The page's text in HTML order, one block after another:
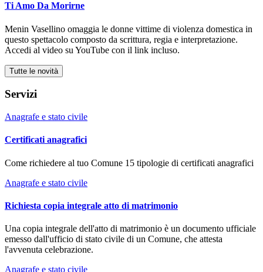
Ti Amo Da Morirne
Menin Vasellino omaggia le donne vittime di violenza domestica in
questo spettacolo composto da scrittura, regia e interpretazione.
Accedi al video su YouTube con il link incluso.
Tutte le novità
Servizi
Anagrafe e stato civile
Certificati anagrafici
Come richiedere al tuo Comune 15 tipologie di certificati anagrafici
Anagrafe e stato civile
Richiesta copia integrale atto di matrimonio
Una copia integrale dell'atto di matrimonio è un documento ufficiale
emesso dall'ufficio di stato civile di un Comune, che attesta
l'avvenuta celebrazione.
Anagrafe e stato civile